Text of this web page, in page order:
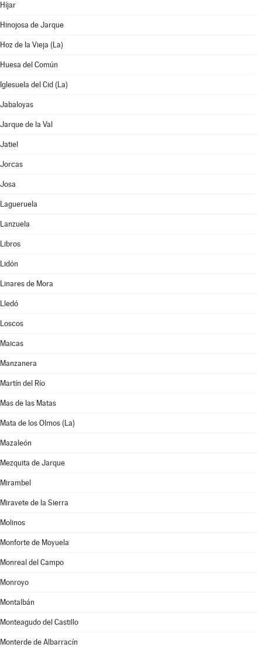
Híjar
Hinojosa de Jarque
Hoz de la Vieja (La)
Huesa del Común
Iglesuela del Cid (La)
Jabaloyas
Jarque de la Val
Jatiel
Jorcas
Josa
Lagueruela
Lanzuela
Libros
Lidón
Linares de Mora
Lledó
Loscos
Maicas
Manzanera
Martín del Río
Mas de las Matas
Mata de los Olmos (La)
Mazaleón
Mezquita de Jarque
Mirambel
Miravete de la Sierra
Molinos
Monforte de Moyuela
Monreal del Campo
Monroyo
Montalbán
Monteagudo del Castillo
Monterde de Albarracín